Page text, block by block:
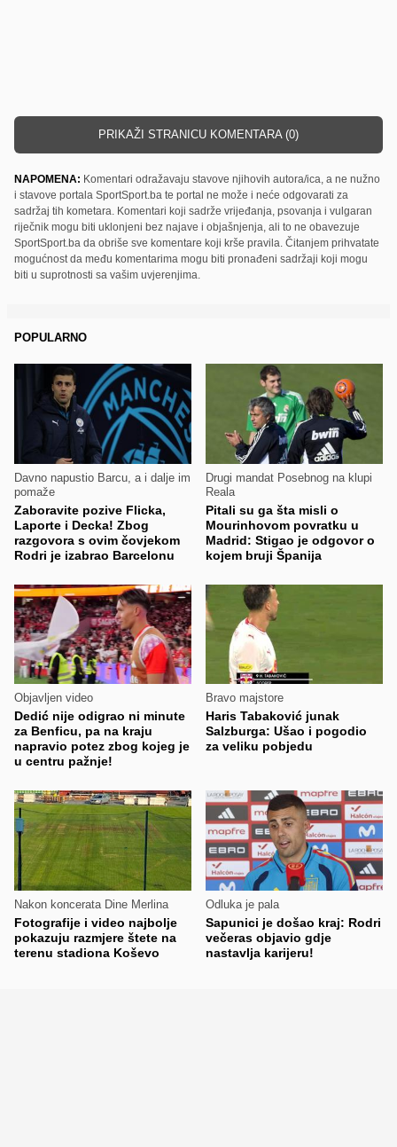
PRIKAŽI STRANICU KOMENTARA (0)
NAPOMENA: Komentari odražavaju stavove njihovih autora/ica, a ne nužno
i stavove portala SportSport.ba te portal ne može i neće odgovarati za
sadržaj tih kometara. Komentari koji sadrže vrijeđanja, psovanja i vulgaran
riječnik mogu biti uklonjeni bez najave i objašnjenja, ali to ne obavezuje
SportSport.ba da obriše sve komentare koji krše pravila. Čitanjem prihvatate
mogućnost da među komentarima mogu biti pronađeni sadržaji koji mogu
biti u suprotnosti sa vašim uvjerenjima.
POPULARNO
Davno napustio Barcu, a i dalje im
pomaže
Zaboravite pozive Flicka,
Laporte i Decka! Zbog
razgovora s ovim čovjekom
Rodri je izabrao Barcelonu
Drugi mandat Posebnog na klupi
Reala
Pitali su ga šta misli o
Mourinhovom povratku u
Madrid: Stigao je odgovor o
kojem bruji Španija
Objavljen video
Dedić nije odigrao ni minute
za Benficu, pa na kraju
napravio potez zbog kojeg je
u centru pažnje!
Bravo majstore
Haris Tabaković junak
Salzburga: Ušao i pogodio
za veliku pobjedu
Nakon koncerata Dine Merlina
Fotografije i video najbolje
pokazuju razmjere štete na
terenu stadiona Koševo
Odluka je pala
Sapunici je došao kraj: Rodri
večeras objavio gdje
nastavlja karijeru!